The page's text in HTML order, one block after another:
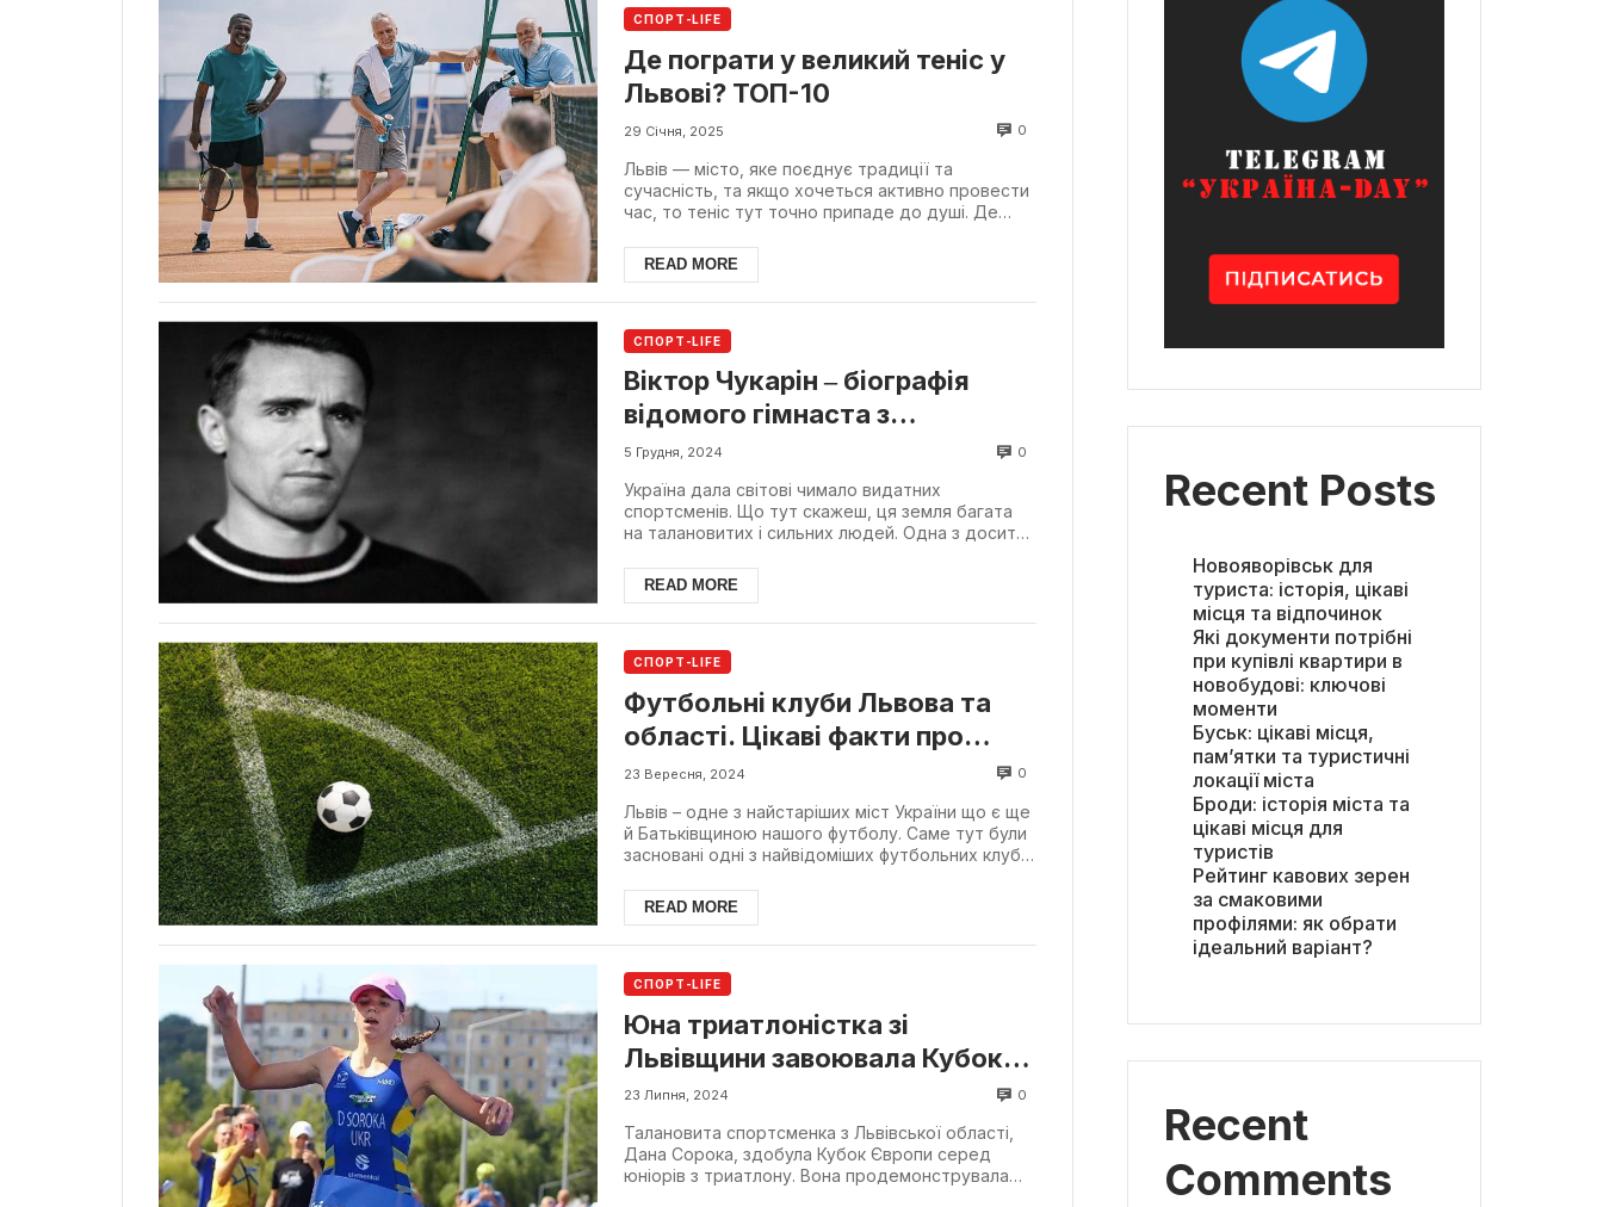
СПОРТ-LIFE
Де пограти у великий теніс у
Львові? ТОП-10
29 Січня, 2025 0
Львів — місто, яке поєднує традиції та
сучасність, та якщо хочеться активно провести
час, то теніс тут точно припаде до душі. Де
READ MORE
СПОРТ-LIFE
Віктор Чукарін ‒ біографія
відомого гімнаста з
Львівщини
5 Грудня, 2024 0
Україна дала світові чимало видатних
спортсменів. Що тут скажеш, ця земля багата
на талановитих і сильних людей. Одна з досить
READ MORE
СПОРТ-LIFE
Футбольні клуби Львова та
області. Цікаві факти про
футбол у Львові
23 Вересня, 2024 0
Львів – одне з найстаріших міст України що є ще
й Батьківщиною нашого футболу. Саме тут були
засновані одні з найвідоміших футбольних клубів
READ MORE
СПОРТ-LIFE
Юна триатлоністка зі
Львівщини завоювала Кубок
Європи серед юніорів
23 Липня, 2024 0
Талановита спортсменка з Львівської області,
Дана Сорока, здобула Кубок Європи серед
юніорів з триатлону. Вона продемонструвала
Recent Posts
Новояворівськ для
туриста: історія, цікаві
місця та відпочинок
Які документи потрібні
при купівлі квартири в
новобудові: ключові
моменти
Буськ: цікаві місця,
пам’ятки та туристичні
локації міста
Броди: історія міста та
цікаві місця для
туристів
Рейтинг кавових зерен
за смаковими
профілями: як обрати
ідеальний варіант?
Recent
Comments